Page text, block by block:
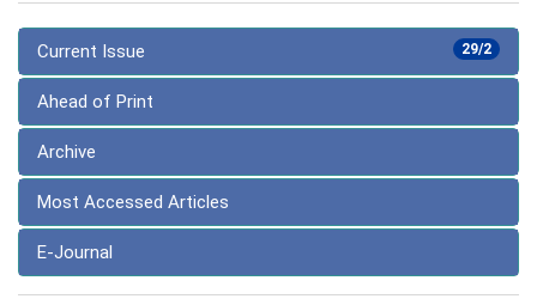
29/2
Current Issue
Ahead of Print
Archive
Most Accessed Articles
E-Journal